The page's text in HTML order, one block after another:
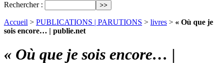
Rechercher :
Accueil > PUBLICATIONS | PARUTIONS > livres > « Où que je
sois encore… | publie.net
« Où que je sois encore… |